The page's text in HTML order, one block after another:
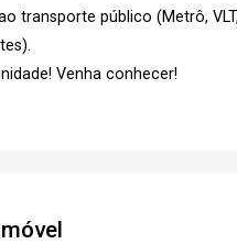
transporte público (Metrô,
Venha conhecer!